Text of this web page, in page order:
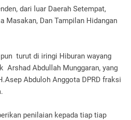
dari luar Daerah Setempat,
Masakan, Dan Tampilan Hidangan
turut di iringi Hiburan wayang
Arshad Abdullah Munggaran, yang
Abduloh Anggota DPRD fraksi
penilaian kepada tiap tiap